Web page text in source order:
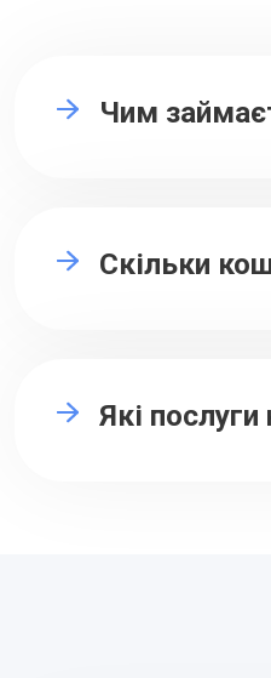
Чим
Скільки
Які